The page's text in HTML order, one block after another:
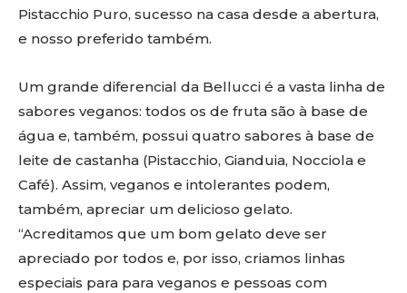
Pistacchio Puro, sucesso na casa desde a abertura,
e nosso preferido também.
Um grande diferencial da Bellucci é a vasta linha de
sabores veganos: todos os de fruta são à base de
água e, também, possui quatro sabores à base de
leite de castanha (Pistacchio, Gianduia, Nocciola e
Café). Assim, veganos e intolerantes podem,
também, apreciar um delicioso gelato.
“Acreditamos que um bom gelato deve ser
apreciado por todos e, por isso, criamos linhas
especiais para para veganos e pessoas com